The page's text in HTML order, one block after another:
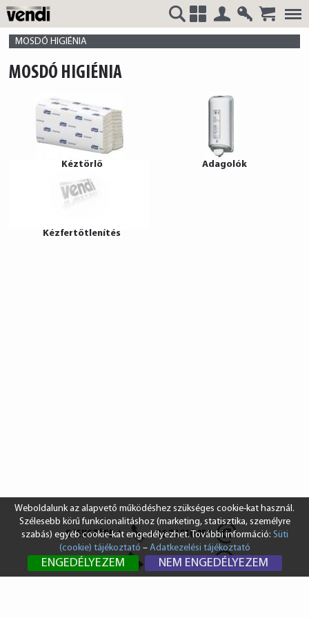
VENDI
HUNGÁRIA
SZEKSZÁRD +36 74 510 054
info@vendi.hu
BUDAPEST +36 1 431 8687
MOSDÓ HIGIÉNIA
MOSDÓ HIGIÉNIA
Kéztörlő Adagolók
Kézfertőtlenítés
Weboldalunk az alapvető működéshez szükséges cookie-kat használ.
Szélesebb körű funkcionalitáshoz (marketing, statisztika, személyre
szabás) egyéb cookie-kat engedélyezhet. További információ: Süti
(cookie) tájékoztató – Adatkezelési tájékoztató
ENGEDÉLYEZEM NEM ENGEDÉLYEZEM